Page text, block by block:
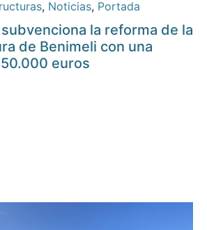
, Noticias, Portada
la reforma de la
de Benimeli con una
euros